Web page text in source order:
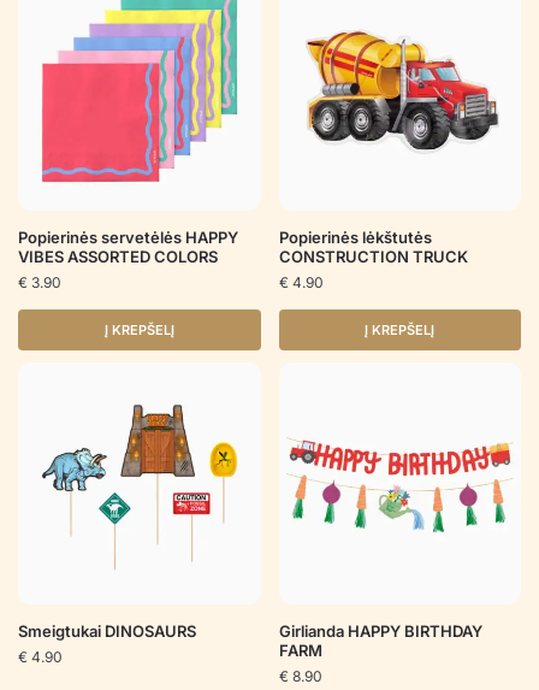
Popierinės servetėlės HAPPY
VIBES ASSORTED COLORS
€ 3.90
Į KREPŠELĮ
Popierinės lėkštutės
CONSTRUCTION TRUCK
€ 4.90
Į KREPŠELĮ
Smeigtukai DINOSAURS
€ 4.90
Girlianda HAPPY BIRTHDAY
FARM
€ 8.90